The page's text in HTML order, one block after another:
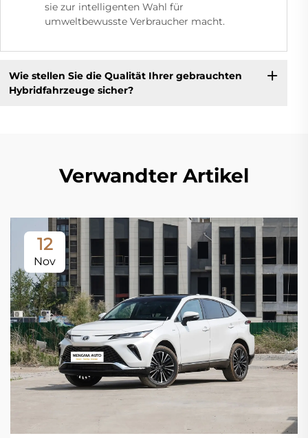
sie zur intelligenten Wahl für
umweltbewusste Verbraucher macht.
Wie stellen Sie die Qualität Ihrer gebrauchten
Hybridfahrzeuge sicher?
Verwandter Artikel
12
Nov